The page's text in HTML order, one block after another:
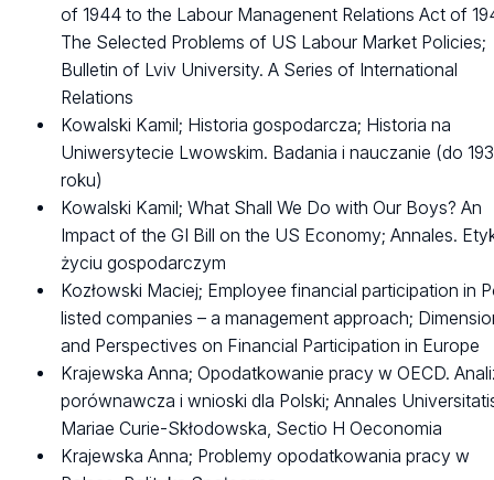
of 1944 to the Labour Managenent Relations Act of
The Selected Problems of US Labour Market Policies;
Bulletin of Lviv University. A Series of International
Relations
Kowalski Kamil; Historia gospodarcza; Historia na
Uniwersytecie Lwowskim. Badania i nauczanie (do
roku)
Kowalski Kamil; What Shall We Do with Our Boys? An
Impact of the GI Bill on the US Economy; Annales.
życiu gospodarczym
Kozłowski Maciej; Employee financial participation in
listed companies – a management approach;
and Perspectives on Financial Participation in Europe
Krajewska Anna; Opodatkowanie pracy w OECD.
porównawcza i wnioski dla Polski; Annales
Mariae Curie-Skłodowska, Sectio H Oeconomia
Krajewska Anna; Problemy opodatkowania pracy w